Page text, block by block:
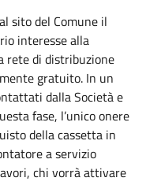
sito del Comune il
interesse alla
rete di distribuzione
gratuito. In un
dalla Società e
fase, l’unico onere
della cassetta in
a servizio
chi vorrà attivare